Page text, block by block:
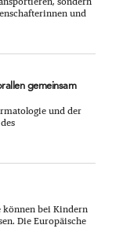
und
gemeinsam
und der
können bei Kindern
Die Europäische